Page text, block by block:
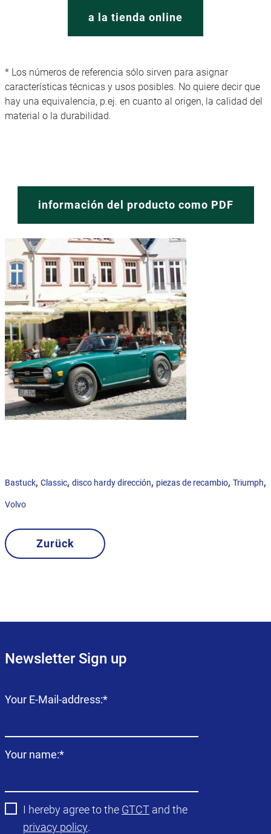
a la tienda online
* Los números de referencia sólo sirven para asignar
características técnicas y usos posibles. No quiere decir que
hay una equivalencia, p.ej. en cuanto al origen, la calidad del
material o la durabilidad.
información del producto como PDF
Bastuck, Classic, disco hardy dirección, piezas de recambio, Triumph,
Volvo
Zurück
Newsletter Sign up
Campo
Your E-Mail-address:*
Campo
Your name:*
I hereby agree to the GTCT and the
privacy policy.